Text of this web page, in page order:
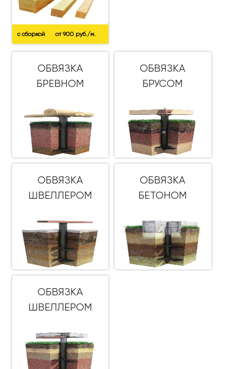
с сборкой от 900 руб./м.
ОБВЯЗКА
БРЕВНОМ
ОБВЯЗКА
БРУСОМ
ОБВЯЗКА
ШВЕЛЛЕРОМ
ОБВЯЗКА
БЕТОНОМ
ОБВЯЗКА
ШВЕЛЛЕРОМ